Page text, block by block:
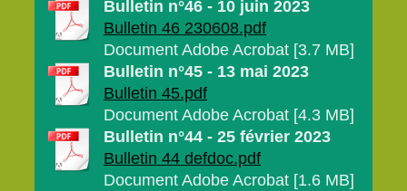
Bulletin n°46 - 10 juin 2023
Bulletin 46 230608.pdf
Document Adobe Acrobat [3.7 MB]
Bulletin n°45 - 13 mai 2023
Bulletin 45.pdf
Document Adobe Acrobat [4.3 MB]
Bulletin n°44 - 25 février 2023
Bulletin 44 defdoc.pdf
Document Adobe Acrobat [1.6 MB]